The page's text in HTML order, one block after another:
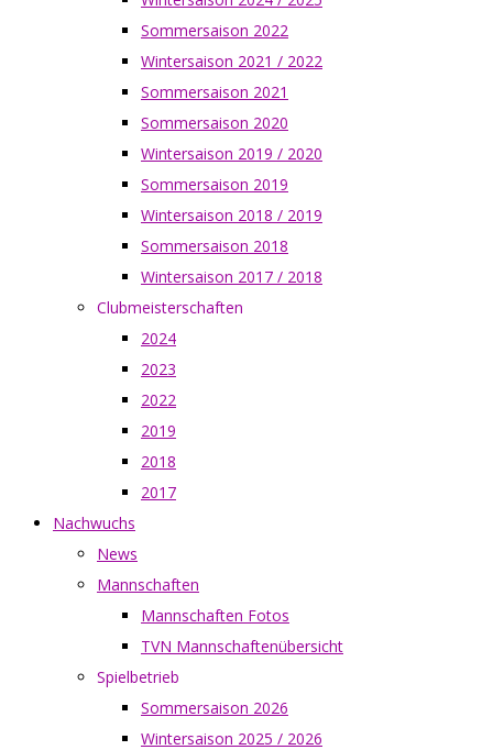
Sommersaison 2022
Wintersaison 2021 / 2022
Sommersaison 2021
Sommersaison 2020
Wintersaison 2019 / 2020
Sommersaison 2019
Wintersaison 2018 / 2019
Sommersaison 2018
Wintersaison 2017 / 2018
Clubmeisterschaften
2024
2023
2022
2019
2018
2017
Nachwuchs
News
Mannschaften
Mannschaften Fotos
TVN Mannschaftenübersicht
Spielbetrieb
Sommersaison 2026
Wintersaison 2025 / 2026